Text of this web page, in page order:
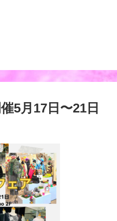
5月17日〜21日